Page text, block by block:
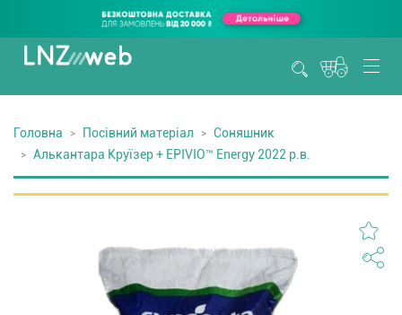
Головна Посівний матеріал
Соняшник
Алькантара Круїзер + EPIVIO™ Energy 2022 р.в.